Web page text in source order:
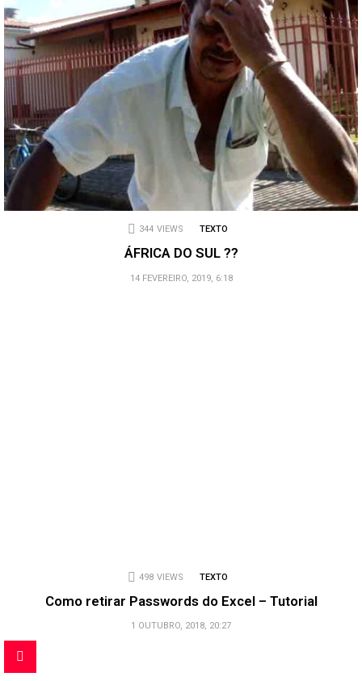
344 VIEWS TEXTO
ÁFRICA DO SUL ??
14 FEVEREIRO, 2019, 6:18
498 VIEWS TEXTO
Como retirar Passwords do Excel – Tutorial
1 OUTUBRO, 2018, 20:27